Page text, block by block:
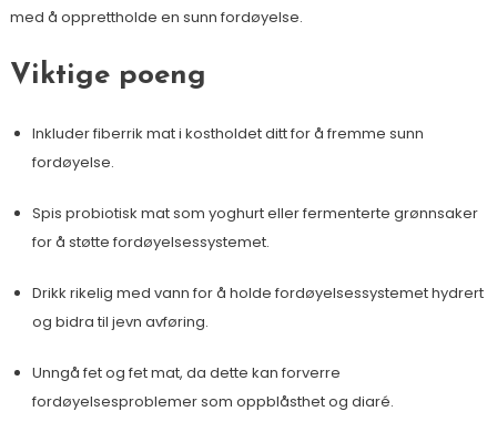
med å opprettholde en sunn fordøyelse.
Viktige poeng
Inkluder fiberrik mat i kostholdet ditt for å fremme sunn
fordøyelse.
Spis probiotisk mat som yoghurt eller fermenterte grønnsaker
for å støtte fordøyelsessystemet.
Drikk rikelig med vann for å holde fordøyelsessystemet hydrert
og bidra til jevn avføring.
Unngå fet og fet mat, da dette kan forverre
fordøyelsesproblemer som oppblåsthet og diaré.